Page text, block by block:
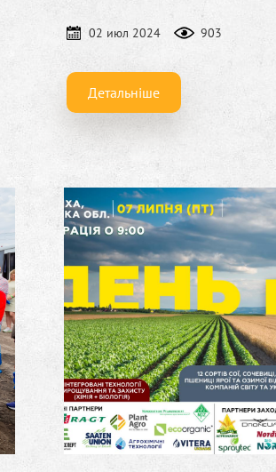
02 июл 2024 903
Детальніше